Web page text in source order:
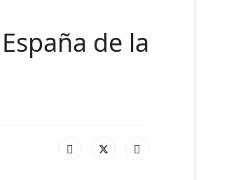
de la